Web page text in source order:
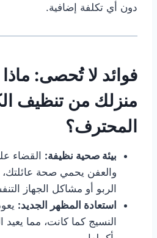
دون أي تكلفة إضافية.
فوائد لا تُحصى:
منزلك من تنظيف
المحترف؟
بيئة صحية نظيفة: القضاء
والعفن يحمي صحة
الربو أو مشاكل الجهاز
استعادة المظهر الجديد:
النسيج كما كانت، مما يعيد